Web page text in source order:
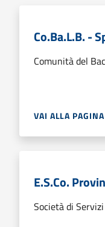
Co.Ba.L.B. -
Comunità del
VAI ALLA PAGINA
E.S.Co.
Società di